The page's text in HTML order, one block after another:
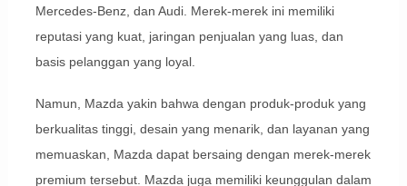
Mercedes-Benz, dan Audi. Merek-merek ini memiliki
reputasi yang kuat, jaringan penjualan yang luas, dan
basis pelanggan yang loyal.
Namun, Mazda yakin bahwa dengan produk-produk yang
berkualitas tinggi, desain yang menarik, dan layanan yang
memuaskan, Mazda dapat bersaing dengan merek-merek
premium tersebut. Mazda juga memiliki keunggulan dalam